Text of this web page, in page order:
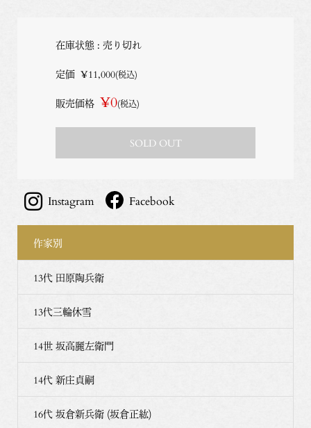
在庫状態 : 売り切れ
定価 ¥11,000(税込)
販売価格 ¥0(税込)
SOLD OUT
Instagram Facebook
作家別
13代 田原陶兵衛
13代三輪休雪
14世 坂高麗左衛門
14代 新庄貞嗣
16代 坂倉新兵衛 (坂倉正紘)